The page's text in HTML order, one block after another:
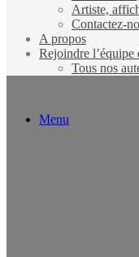
Artiste,
Contactez-
A propos
Rejoindre l’équipe
Tous nos
Menu